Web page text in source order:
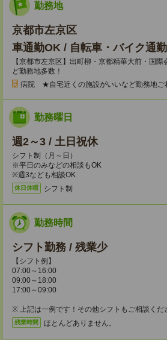
勤務地
京都市左京区
車通勤OK / 自転車・バイク通
【京都市左京区】出町柳・京都精華大前・国
ど勤務地多数！
病院 ★自宅近くの施設がいいなど勤務地ご
勤務曜日
週2～3 / 土日祝休
シフト制（月～日）
※平日のみなどの相談もOK
※週3なども相談OK
休日休暇 シフト制
勤務時間
シフト勤務 / 残業少
【シフト例】
07:00～16:00
09:00～18:00
17:00～09:00
※ 上記は一例です！その他シフトもご相談くだ
残業時間 ほとんどありません。